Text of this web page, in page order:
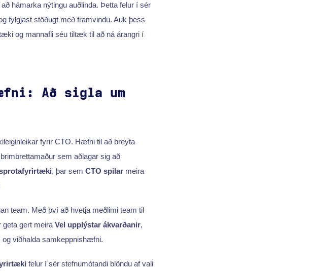
hámarka nýtingu auðlinda. Þetta felur í sér
fylgjast stöðugt með framvindu. Auk þess
og mannafli séu tiltæk til að ná árangri í
Að sigla um
fyrir CTO. Hæfni til að breyta
sem aðlagar sig að
, þar sem CTO spilarmeira
team. Með því að hvetja meðlimi team til
gert meira Vel upplýstar ákvarðanir,
og viðhalda samkeppnishæfni.
felur í sér stefnumótandi blöndu af vali